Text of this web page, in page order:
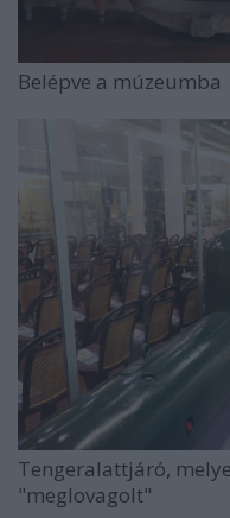
Belépve a múzeumba
Tengeralattjáró,
"meglovagolt"